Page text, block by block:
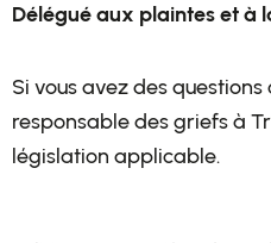
Délégué aux plaintes et à
Si vous avez des
responsable des griefs à
législation applicable.